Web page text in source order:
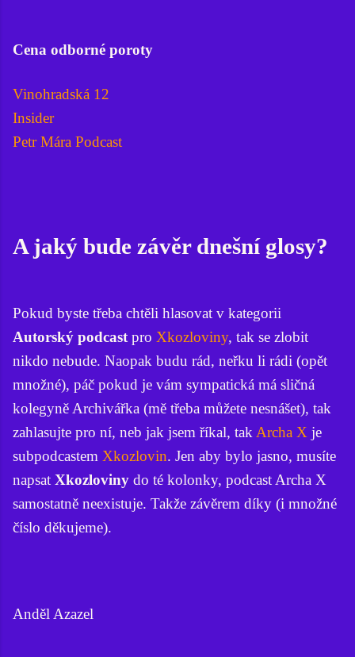
Cena odborné poroty
Vinohradská 12
Insider
Petr Mára Podcast
A jaký bude závěr dnešní glosy?
Pokud byste třeba chtěli hlasovat v kategorii
Autorský podcast pro Xkozloviny, tak se zlobit
nikdo nebude. Naopak budu rád, neřku li rádi (opět
množné), páč pokud je vám sympatická má sličná
kolegyně Archivářka (mě třeba můžete nesnášet), tak
zahlasujte pro ní, neb jak jsem říkal, tak Archa X je
subpodcastem Xkozlovin. Jen aby bylo jasno, musíte
napsat Xkozloviny do té kolonky, podcast Archa X
samostatně neexistuje. Takže závěrem díky (i množné
číslo děkujeme).
Anděl Azazel